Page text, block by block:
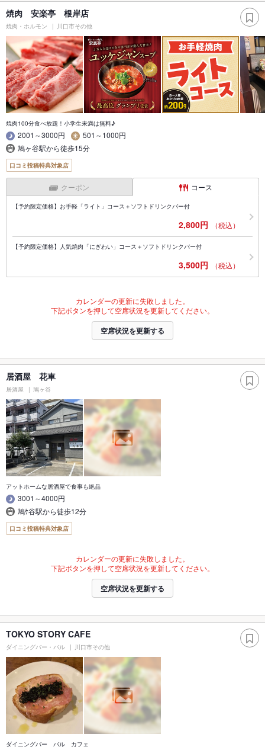
焼肉 安楽亭 根岸店
焼肉・ホルモン 川口市その他
焼肉100分食べ放題！小学生未満は無料♪
2001～3000円
501～1000円
鳩ヶ谷駅から徒歩15分
口コミ投稿特典対象店
クーポン コース
【予約限定価格】お手軽「ライト」コース＋ソフトドリンクバー付
2,800円 （税込）
【予約限定価格】人気焼肉「にぎわい」コース＋ソフトドリンクバー付
3,500円 （税込）
カレンダーの更新に失敗しました。
下記ボタンを押して空席状況を更新してください。
空席状況を更新する
居酒屋 花車
居酒屋 鳩ヶ谷
アットホームな居酒屋で食事も絶品
3001～4000円
鳩ｹ谷駅から徒歩12分
口コミ投稿特典対象店
カレンダーの更新に失敗しました。
下記ボタンを押して空席状況を更新してください。
空席状況を更新する
TOKYO STORY CAFE
ダイニングバー・バル 川口市その他
ダイニングバー バル カフェ